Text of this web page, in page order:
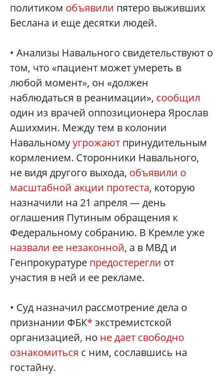
политиком объявили пятеро выживших
Беслана и еще десятки людей.
• Анализы Навального свидетельствуют о
том, что «пациент может умереть в
любой момент», он «должен
наблюдаться в реанимации», сообщил
один из врачей оппозиционера Ярослав
Ашихмин. Между тем в колонии
Навальномуугрожают принудительным
кормлением. Сторонники Навального,
не видя другого выхода, объявили о
масштабной акции протеста, которую
назначили на 21 апреля — день
оглашения Путиным обращения к
Федеральному собранию. В Кремле уже
назвали ее незаконной, а в МВД и
Генпрокуратуре предостерегли от
участия в ней и ее рекламе.
• Суд назначил рассмотрение дела о
признании ФБК* экстремистской
организацией, но не дает свободно
ознакомиться с ним, сославшись на
гостайну.